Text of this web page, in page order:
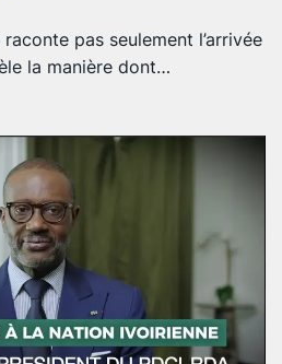
pas seulement l’arrivée
la manière dont…